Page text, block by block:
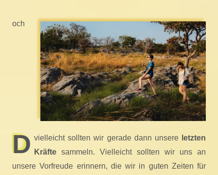
D
och
vielleicht sollten wir gerade dann unsere letzten
Kräfte sammeln. Vielleicht sollten wir uns an
unsere Vorfreude erinnern, die wir in guten Zeiten für